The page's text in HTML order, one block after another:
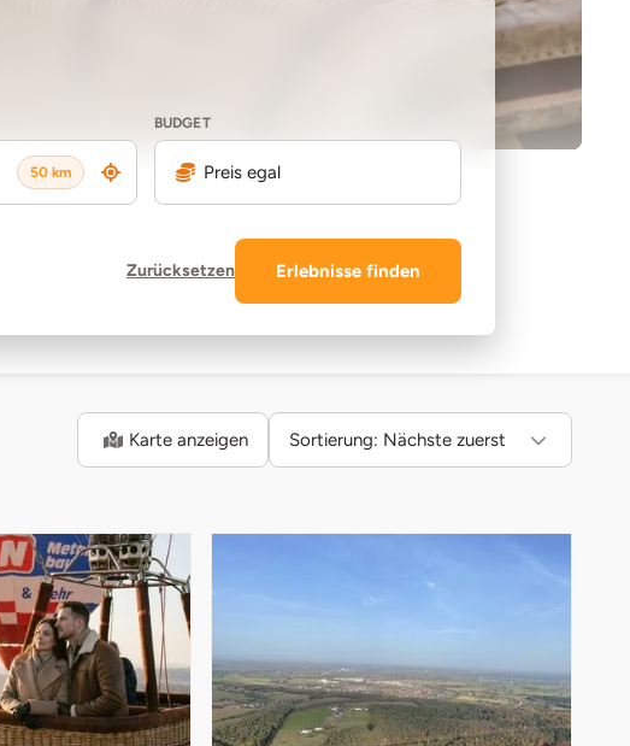
50 km
BUDGET
Preis egal
Zurücksetzen Erlebnisse finden
Karte anzeigen Sortierung: Nächste zuerst